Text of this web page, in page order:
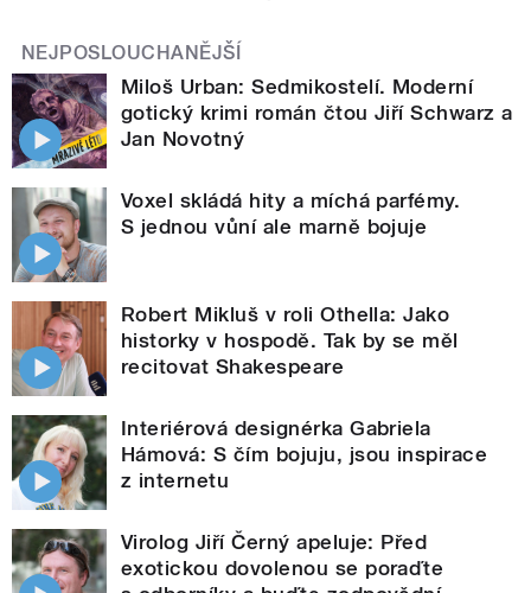
NEJPOSLOUCHANĚJŠÍ
Miloš Urban: Sedmikostelí. Moderní
gotický krimi román čtou Jiří Schwarz a
Jan Novotný
Voxel skládá hity a míchá parfémy.
S jednou vůní ale marně bojuje
Robert Mikluš v roli Othella: Jako
historky v hospodě. Tak by se měl
recitovat Shakespeare
Interiérová designérka Gabriela
Hámová: S čím bojuju, jsou inspirace
z internetu
Virolog Jiří Černý apeluje: Před
exotickou dovolenou se poraďte